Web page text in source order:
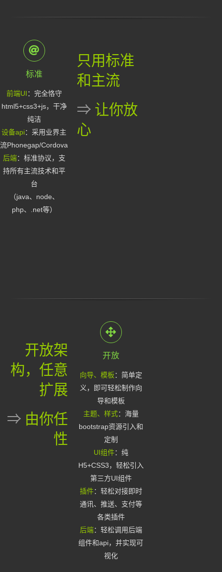
标准
前端UI：完全恪守
html5+css3+js，干净
纯洁
设备api：采用业界主
流Phonegap/Cordova
后端：标准协议，支
持所有主流技术和平
台
（java、node、
php、.net等）
只用标准
和主流
⇒ 让你放
心
开放架
构，任意
扩展
⇒ 由你任
性
开放
向导、模板：简单定
义，即可轻松制作向
导和模板
主题、样式：海量
bootstrap资源引入和
定制
UI组件：纯
H5+CSS3，轻松引入
第三方UI组件
插件：轻松对接即时
通讯、推送、支付等
各类插件
后端：轻松调用后端
组件和api，并实现可
视化